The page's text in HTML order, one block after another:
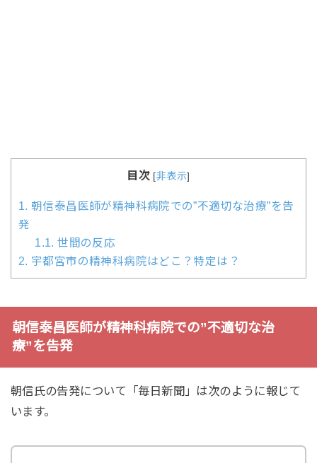
目次 [非表示]
1. 朝信泰昌医師が精神科病院での”不適切な治療”を告
発
1.1. 世間の反応
2. 宇都宮市の精神科病院はどこ？特定は？
朝信泰昌医師が精神科病院での”不適切な治
療”を告発
朝信氏の告発について「毎日新聞」は次のように報じて
います。